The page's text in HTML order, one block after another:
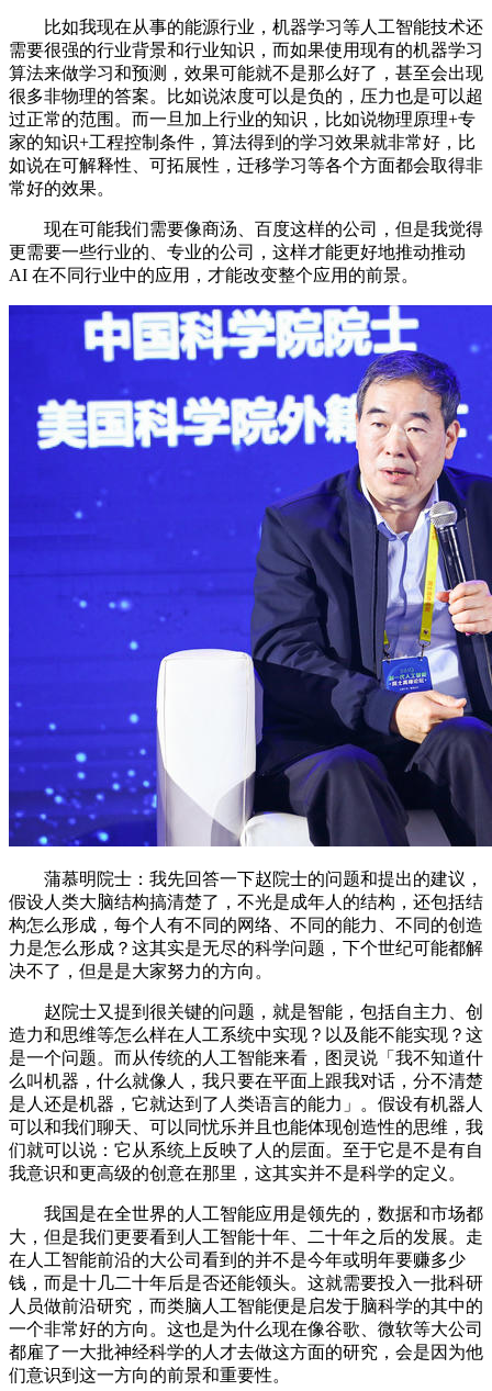
比如我现在从事的能源行业，机器学习等人工智能技术还
需要很强的行业背景和行业知识，而如果使用现有的机器学习
算法来做学习和预测，效果可能就不是那么好了，甚至会出现
很多非物理的答案。比如说浓度可以是负的，压力也是可以超
过正常的范围。而一旦加上行业的知识，比如说物理原理+专
家的知识+工程控制条件，算法得到的学习效果就非常好，比
如说在可解释性、可拓展性，迁移学习等各个方面都会取得非
常好的效果。
现在可能我们需要像商汤、百度这样的公司，但是我觉得
更需要一些行业的、专业的公司，这样才能更好地推动推动
AI 在不同行业中的应用，才能改变整个应用的前景。
蒲慕明院士：我先回答一下赵院士的问题和提出的建议，
假设人类大脑结构搞清楚了，不光是成年人的结构，还包括结
构怎么形成，每个人有不同的网络、不同的能力、不同的创造
力是怎么形成？这其实是无尽的科学问题，下个世纪可能都解
决不了，但是是大家努力的方向。
赵院士又提到很关键的问题，就是智能，包括自主力、创
造力和思维等怎么样在人工系统中实现？以及能不能实现？这
是一个问题。而从传统的人工智能来看，图灵说「我不知道什
么叫机器，什么就像人，我只要在平面上跟我对话，分不清楚
是人还是机器，它就达到了人类语言的能力」。假设有机器人
可以和我们聊天、可以同忧乐并且也能体现创造性的思维，我
们就可以说：它从系统上反映了人的层面。至于它是不是有自
我意识和更高级的创意在那里，这其实并不是科学的定义。
我国是在全世界的人工智能应用是领先的，数据和市场都
大，但是我们更要看到人工智能十年、二十年之后的发展。走
在人工智能前沿的大公司看到的并不是今年或明年要赚多少
钱，而是十几二十年后是否还能领头。这就需要投入一批科研
人员做前沿研究，而类脑人工智能便是启发于脑科学的其中的
一个非常好的方向。这也是为什么现在像谷歌、微软等大公司
都雇了一大批神经科学的人才去做这方面的研究，会是因为他
们意识到这一方向的前景和重要性。